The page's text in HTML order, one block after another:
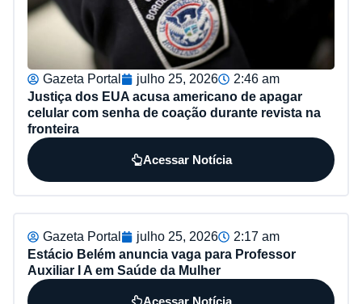
Gazeta Portal julho 25, 2026
2:46 am
Justiça dos EUA acusa americano de apagar
celular com senha de coação durante revista na
fronteira
Acessar Notícia
Gazeta Portal julho 25, 2026
2:17 am
Estácio Belém anuncia vaga para Professor
Auxiliar I A em Saúde da Mulher